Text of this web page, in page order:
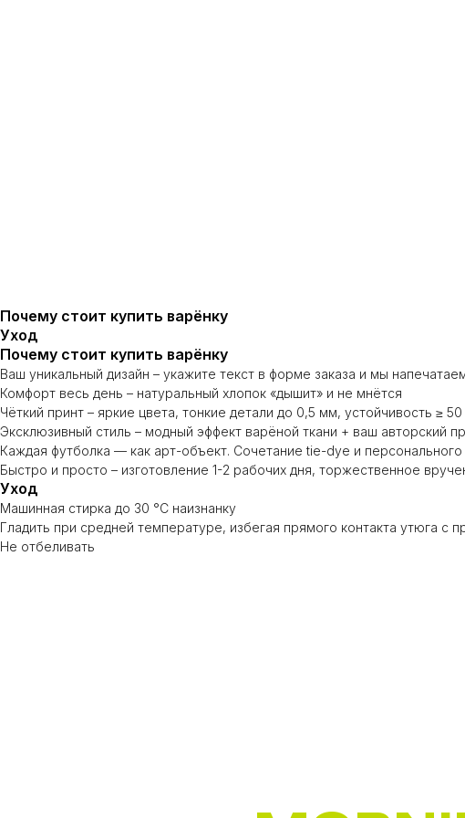
Почему стоит купить варёнку
Уход
Почему стоит купить варёнку
Ваш уникальный дизайн – укажите текст в форме заказа и мы
Комфорт весь день – натуральный хлопок «дышит» и не мнётся
Чёткий принт – яркие цвета, тонкие детали до 0,5 мм, устойчивость ≥
Эксклюзивный стиль – модный эффект варёной ткани + ваш авторский
Каждая футболка — как арт-объект. Сочетание tie-dye и
Быстро и просто – изготовление 1-2 рабочих дня, торжественное
Уход
Машинная стирка до 30 °C наизнанку
Гладить при средней температуре, избегая прямого контакта утюга с
Не отбеливать